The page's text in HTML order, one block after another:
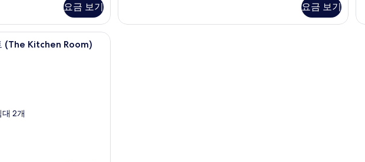
요금 보기
트
트
윈
요금 보기
는
더블룸 또는 트윈룸, 앙스위트 (The Kitchen Room) | 다리미/다리미판, 각각 다른 스타일의 인테리어, 각각 다르
(The Kitchen Room)
2개